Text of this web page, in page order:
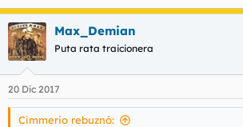
e
a
c
c
i
e
s
Max_Demian
Puta rata traicionera
20 Dic 2017
Cimmerio rebuznó: